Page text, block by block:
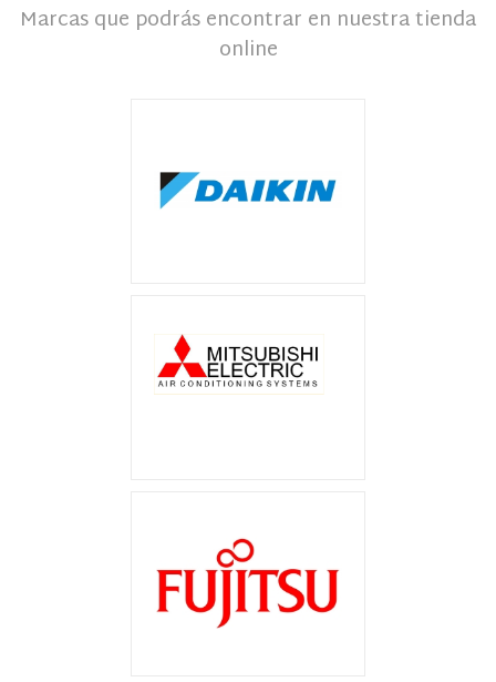
Marcas que podrás encontrar en nuestra tienda
online